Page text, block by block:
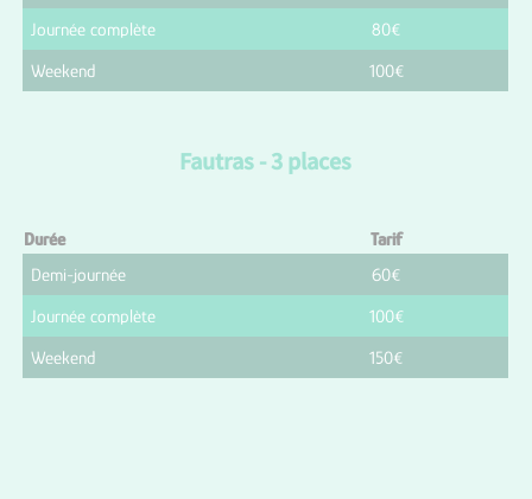
Journée complète 80€
Weekend 100€
Fautras - 3 places
Durée
Tarif
Demi-journée
60€
Journée complète 100€
Weekend 150€